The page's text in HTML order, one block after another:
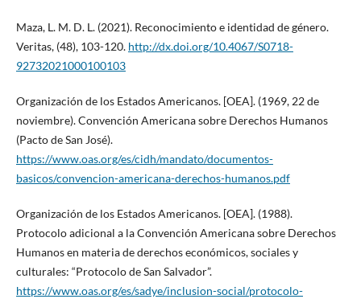
Maza, L. M. D. L. (2021). Reconocimiento e identidad de género.
Veritas, (48), 103-120. http://dx.doi.org/10.4067/S0718-
92732021000100103
Organización de los Estados Americanos. [OEA]. (1969, 22 de
noviembre). Convención Americana sobre Derechos Humanos
(Pacto de San José).
https://www.oas.org/es/cidh/mandato/documentos-
basicos/convencion-americana-derechos-humanos.pdf
Organización de los Estados Americanos. [OEA]. (1988).
Protocolo adicional a la Convención Americana sobre Derechos
Humanos en materia de derechos económicos, sociales y
culturales: “Protocolo de San Salvador”.
https://www.oas.org/es/sadye/inclusion-social/protocolo-